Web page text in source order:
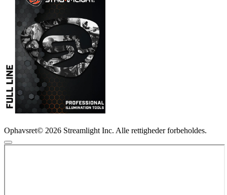
Ophavsret© 2026 Streamlight Inc. Alle rettigheder forbeholdes.